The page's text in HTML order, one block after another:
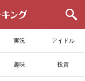
実況 アイドル
趣味 投資